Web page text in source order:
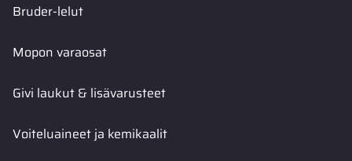
Bruder-lelut
Mopon varaosat
Givi laukut & lisävarusteet
Voiteluaineet ja kemikaalit